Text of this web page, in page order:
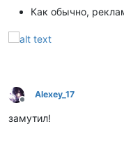
Как обычно,
Не в сети
Alexey_17
замутил!